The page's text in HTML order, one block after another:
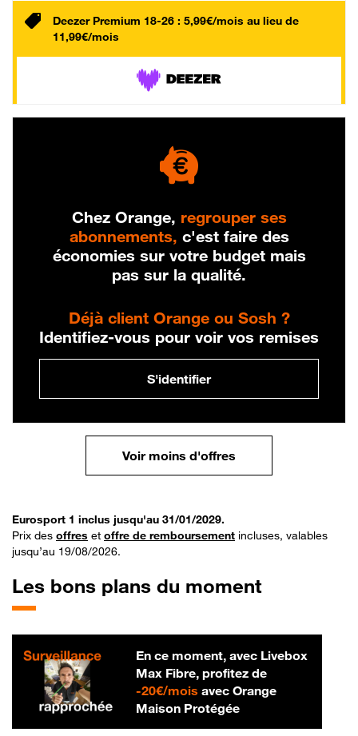
Deezer Premium 18-26 : 5,99€/mois au lieu de
11,99€/mois
Chez Orange, regrouper ses
abonnements, c'est faire des
économies sur votre budget mais
pas sur la qualité.
Déjà client Orange ou Sosh ?
Identifiez-vous pour voir vos remises
S'identifier
Voir moins d'offres
Eurosport 1 inclus jusqu'au 31/01/2029.
Prix des offres et offre de remboursement incluses, valables
jusqu’au 19/08/2026.
Les bons plans du moment
En ce moment, avec Livebox
Max Fibre, profitez de
-20€/mois20 € par mois
avec Orange
Maison Protégée